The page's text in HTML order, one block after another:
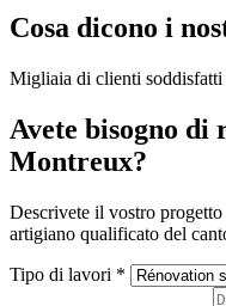
Cosa dicono i
Migliaia di clienti soddisfatti
Avete bisogno
Montreux?
Descrivete il vostro
artigiano qualificato del
Tipo di lavori *